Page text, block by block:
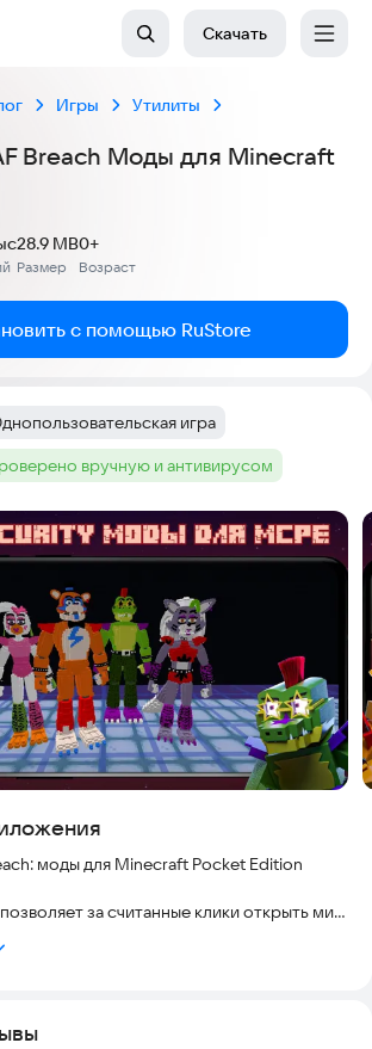
Скачать
Игры Утилиты
Breach Моды для Minecraft
Размер
28.9 MB
Возраст
0+
с помощью RuStore
: игра
вручную и антивирусом
моды для Minecraft Pocket Edition
за считанные клики открыть мир
Вы сможете легко установить моды
разработчиков, установка полностью